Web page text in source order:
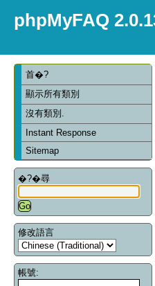
phpMyFAQ
首�?
顯示所有類別
沒有類別.
Instant Response
Sitemap
�?�尋
修改語言
帳號: